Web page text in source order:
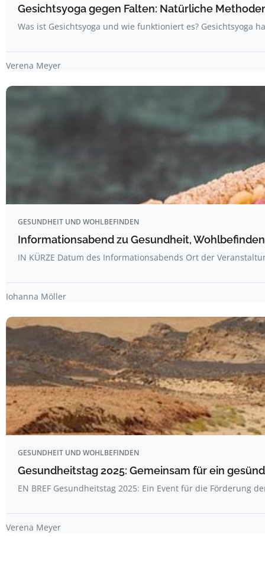
Gesichtsyoga gegen Falten: Natürliche
Was ist Gesichtsyoga und wie funktioniert es? Gesichtsyoga
Verena Meyer
GESUNDHEIT UND WOHLBEFINDEN
Informationsabend zu Gesundheit,
IN KÜRZE Datum des Informationsabends Ort der
Johanna Möller
GESUNDHEIT UND WOHLBEFINDEN
Gesundheitstag 2025: Gemeinsam für ein
EN BREF Gesundheitstag 2025: Ein Event für die Förderung
Verena Meyer